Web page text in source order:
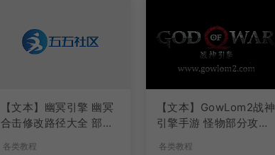
【文本】幽冥引擎 幽冥
合击修改路径大全 部分
各类教程
【文本】GowLom2战神
引擎手游 怪物部分攻击
各类教程